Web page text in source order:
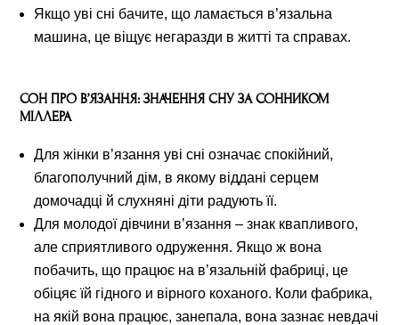
Якщо уві сні бачите, що ламається в’язальна
машина, це віщує негаразди в житті та справах.
СОН ПРО В’ЯЗАННЯ: ЗНАЧЕННЯ СНУ ЗА СОННИКОМ
МІЛЛЕРА
Для жінки в’язання уві сні означає спокійний,
благополучний дім, в якому віддані серцем
домочадці й слухняні діти радують її.
Для молодої дівчини в’язання – знак квапливого,
але сприятливого одруження. Якщо ж вона
побачить, що працює на в’язальній фабриці, це
обіцяє їй гідного и вірного коханого. Коли фабрика,
на якій вона працює, занепала, вона зазнає невдачі